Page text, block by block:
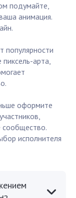
подумайте,
анимация.
популярности
арта,
оформите
исполнителя